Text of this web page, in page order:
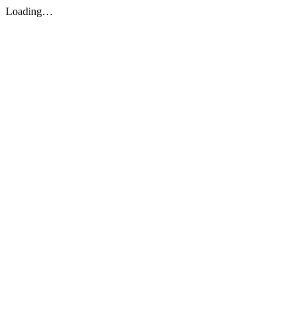
Loading…